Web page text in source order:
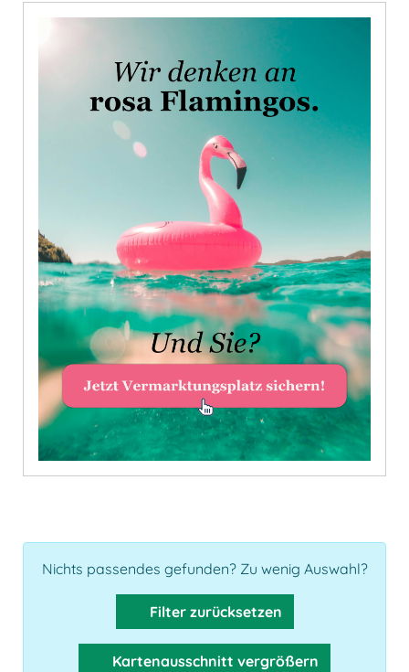
Nichts passendes gefunden? Zu wenig Auswahl?
Filter zurücksetzen
Kartenausschnitt vergrößern